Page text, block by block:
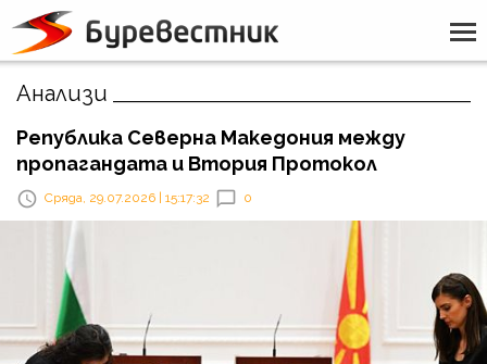
Анализи
Република Северна Македония между
пропагандата и Втория Протокол
Сряда, 29.07.2026 | 15:17:32 0